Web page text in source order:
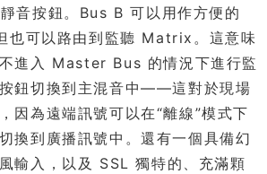
音按鈕。Bus B 可以用作方便的
也可以路由到監聽 Matrix。這意味
進入 Master Bus 的情況下進行監
鈕切換到主混音中——這對於現場
因為遠端訊號可以在“離線”模式下
換到廣播訊號中。還有一個具備幻
輸入，以及 SSL 獨特的、充滿顆